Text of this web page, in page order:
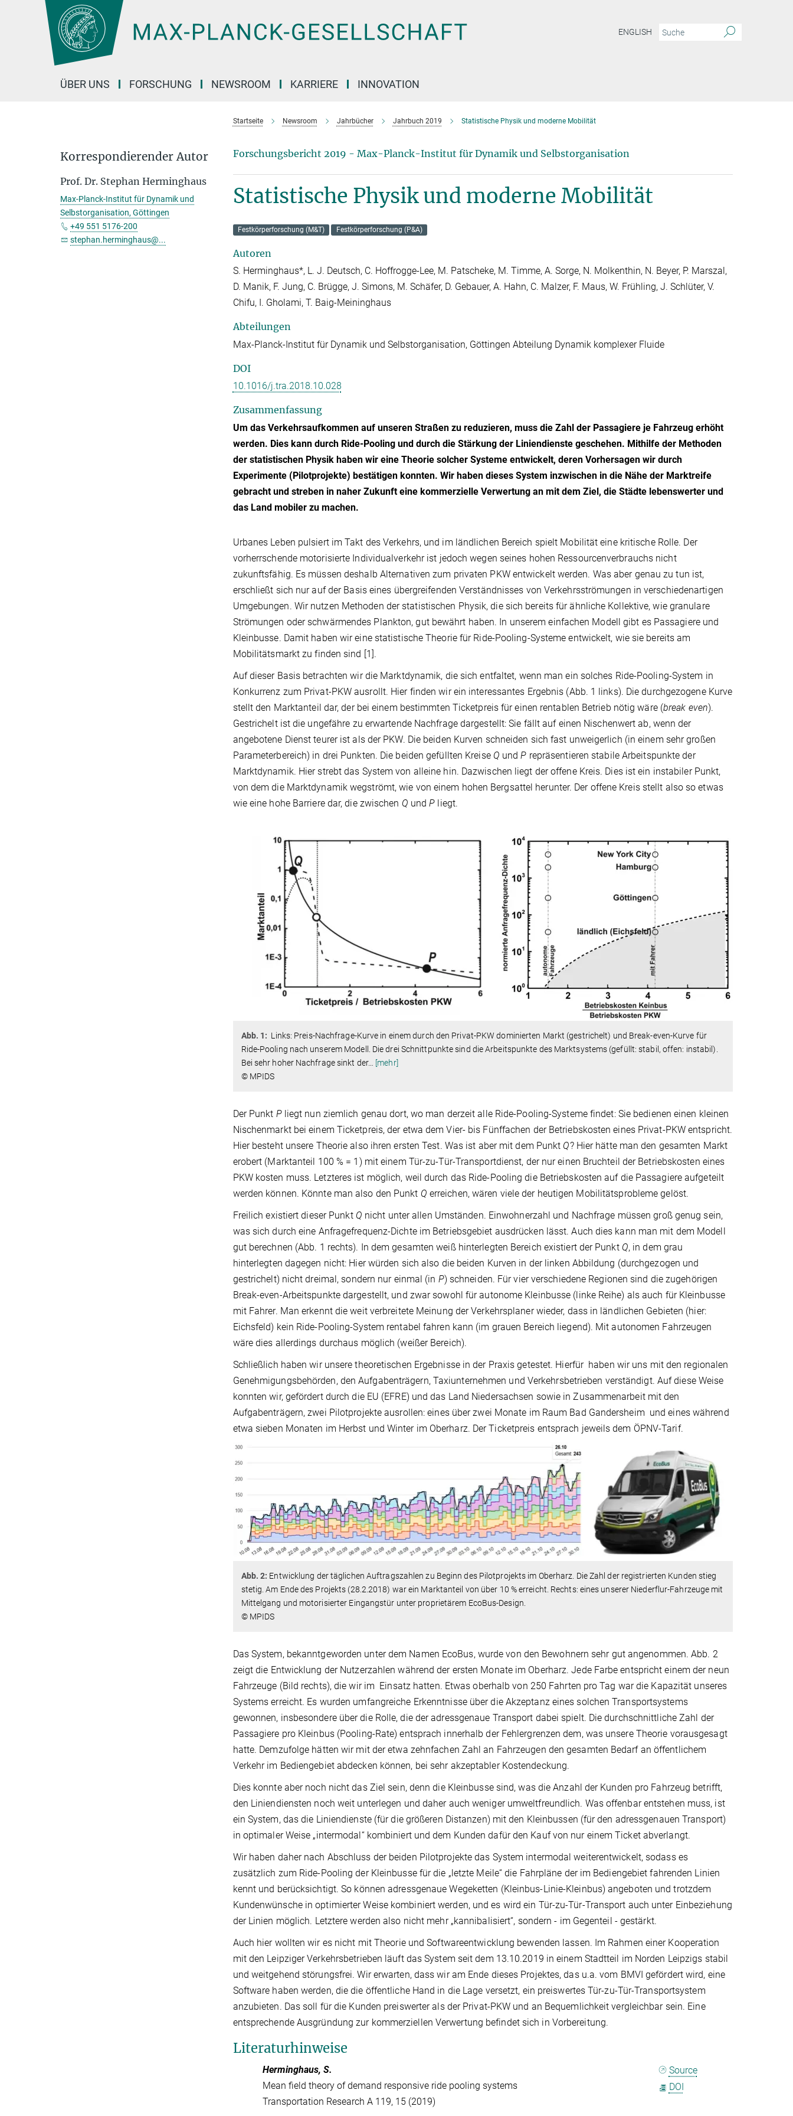
Hauptinhalt
ENGLISH
ÜBER UNS FORSCHUNG NEWSROOM KARRIERE INNOVATION
Startseite Newsroom Jahrbücher Jahrbuch 2019 Statistische Physik und moderne Mobilität
Forschungsbericht 2019 - Max-Planck-Institut für Dynamik und Selbstorganisation
Statistische Physik und moderne Mobilität
Festkörperforschung (M&T) Festkörperforschung (P&A)
Autoren
S. Herminghaus*, L. J. Deutsch, C. Hoffrogge-Lee, M. Patscheke, M. Timme, A. Sorge, N. Molkenthin, N. Beyer, P. Marszal,
D. Manik, F. Jung, C. Brügge, J. Simons, M. Schäfer, D. Gebauer, A. Hahn, C. Malzer, F. Maus, W. Frühling, J. Schlüter, V.
Chifu, I. Gholami, T. Baig-Meininghaus
Abteilungen
Max-Planck-Institut für Dynamik und Selbstorganisation, Göttingen Abteilung Dynamik komplexer Fluide
DOI
10.1016/j.tra.2018.10.028
Zusammenfassung
Um das Verkehrsaufkommen auf unseren Straßen zu reduzieren, muss die Zahl der Passagiere je Fahrzeug erhöht
werden. Dies kann durch Ride-Pooling und durch die Stärkung der Liniendienste geschehen. Mithilfe der Methoden
der statistischen Physik haben wir eine Theorie solcher Systeme entwickelt, deren Vorhersagen wir durch
Experimente (Pilotprojekte) bestätigen konnten. Wir haben dieses System inzwischen in die Nähe der Marktreife
gebracht und streben in naher Zukunft eine kommerzielle Verwertung an mit dem Ziel, die Städte lebenswerter und
das Land mobiler zu machen.
Urbanes Leben pulsiert im Takt des Verkehrs, und im ländlichen Bereich spielt Mobilität eine kritische Rolle. Der
vorherrschende motorisierte Individualverkehr ist jedoch wegen seines hohen Ressourcenverbrauchs nicht
zukunftsfähig. Es müssen deshalb Alternativen zum privaten PKW entwickelt werden. Was aber genau zu tun ist,
erschließt sich nur auf der Basis eines übergreifenden Verständnisses von Verkehrsströmungen in verschiedenartigen
Umgebungen. Wir nutzen Methoden der statistischen Physik, die sich bereits für ähnliche Kollektive, wie granulare
Strömungen oder schwärmendes Plankton, gut bewährt haben. In unserem einfachen Modell gibt es Passagiere und
Kleinbusse. Damit haben wir eine statistische Theorie für Ride-Pooling-Systeme entwickelt, wie sie bereits am
Mobilitätsmarkt zu finden sind [1].
Auf dieser Basis betrachten wir die Marktdynamik, die sich entfaltet, wenn man ein solches Ride-Pooling-System in
Konkurrenz zum Privat-PKW ausrollt. Hier finden wir ein interessantes Ergebnis (Abb. 1 links). Die durchgezogene Kurve
stellt den Marktanteil dar, der bei einem bestimmten Ticketpreis für einen rentablen Betrieb nötig wäre (break even).
Gestrichelt ist die ungefähre zu erwartende Nachfrage dargestellt: Sie fällt auf einen Nischenwert ab, wenn der
angebotene Dienst teurer ist als der PKW. Die beiden Kurven schneiden sich fast unweigerlich (in einem sehr großen
Parameterbereich) in drei Punkten. Die beiden gefüllten Kreise Q undP repräsentieren stabile Arbeitspunkte der
Marktdynamik. Hier strebt das System von alleine hin. Dazwischen liegt der offene Kreis. Dies ist ein instabiler Punkt,
von dem die Marktdynamik wegströmt, wie von einem hohen Bergsattel herunter. Der offene Kreis stellt also so etwas
wie eine hohe Barriere dar, die zwischen Q undP liegt.
Abb. 1: Links: Preis-Nachfrage-Kurve in einem durch den Privat-PKW dominierten Markt (gestrichelt) und Break-even-Kurve für
Ride-Pooling nach unserem Modell. Die drei Schnittpunkte sind die Arbeitspunkte des Marktsystems (gefüllt: stabil, offen: instabil).
Bei sehr hoher Nachfrage sinkt der…
[mehr]
© MPIDS
Der Punkt Pliegt nun ziemlich genau dort, wo man derzeit alle Ride-Pooling-Systeme findet: Sie bedienen einen kleinen
Nischenmarkt bei einem Ticketpreis, der etwa dem Vier- bis Fünffachen der Betriebskosten eines Privat-PKW entspricht.
Hier besteht unsere Theorie also ihren ersten Test. Was ist aber mit dem Punkt Q? Hier hätte man den gesamten Markt
erobert (Marktanteil 100 % = 1) mit einem Tür-zu-Tür-Transportdienst, der nur einen Bruchteil der Betriebskosten eines
PKW kosten muss. Letzteres ist möglich, weil durch das Ride-Pooling die Betriebskosten auf die Passagiere aufgeteilt
werden können. Könnte man also den Punkt Q erreichen, wären viele der heutigen Mobilitätsprobleme gelöst.
Freilich existiert dieser Punkt Q nicht unter allen Umständen. Einwohnerzahl und Nachfrage müssen groß genug sein,
was sich durch eine Anfragefrequenz-Dichte im Betriebsgebiet ausdrücken lässt. Auch dies kann man mit dem Modell
gut berechnen (Abb. 1 rechts). In dem gesamten weiß hinterlegten Bereich existiert der Punkt Q, in dem grau
hinterlegten dagegen nicht: Hier würden sich also die beiden Kurven in der linken Abbildung (durchgezogen und
gestrichelt) nicht dreimal, sondern nur einmal (in P) schneiden. Für vier verschiedene Regionen sind die zugehörigen
Break-even-Arbeitspunkte dargestellt, und zwar sowohl für autonome Kleinbusse (linke Reihe) als auch für Kleinbusse
mit Fahrer. Man erkennt die weit verbreitete Meinung der Verkehrsplaner wieder, dass in ländlichen Gebieten (hier:
Eichsfeld) kein Ride-Pooling-System rentabel fahren kann (im grauen Bereich liegend). Mit autonomen Fahrzeugen
wäre dies allerdings durchaus möglich (weißer Bereich).
Schließlich haben wir unsere theoretischen Ergebnisse in der Praxis getestet. Hierfür haben wir uns mit den regionalen
Genehmigungsbehörden, den Aufgabenträgern, Taxiunternehmen und Verkehrsbetrieben verständigt. Auf diese Weise
konnten wir, gefördert durch die EU (EFRE) und das Land Niedersachsen sowie in Zusammenarbeit mit den
Aufgabenträgern, zwei Pilotprojekte ausrollen: eines über zwei Monate im Raum Bad Gandersheim und eines während
etwa sieben Monaten im Herbst und Winter im Oberharz. Der Ticketpreis entsprach jeweils dem ÖPNV-Tarif.
Abb. 2: Entwicklung der täglichen Auftragszahlen zu Beginn des Pilotprojekts im Oberharz. Die Zahl der registrierten Kunden stieg
stetig. Am Ende des Projekts (28.2.2018) war ein Marktanteil von über 10 % erreicht. Rechts: eines unserer Niederflur-Fahrzeuge mit
Mittelgang und motorisierter Eingangstür unter proprietärem EcoBus-Design.
© MPIDS
Das System, bekanntgeworden unter dem Namen EcoBus, wurde von den Bewohnern sehr gut angenommen. Abb. 2
zeigt die Entwicklung der Nutzerzahlen während der ersten Monate im Oberharz. Jede Farbe entspricht einem der neun
Fahrzeuge (Bild rechts), die wir im Einsatz hatten. Etwas oberhalb von 250 Fahrten pro Tag war die Kapazität unseres
Systems erreicht. Es wurden umfangreiche Erkenntnisse über die Akzeptanz eines solchen Transportsystems
gewonnen, insbesondere über die Rolle, die der adressgenaue Transport dabei spielt. Die durchschnittliche Zahl der
Passagiere pro Kleinbus (Pooling-Rate) entsprach innerhalb der Fehlergrenzen dem, was unsere Theorie vorausgesagt
hatte. Demzufolge hätten wir mit der etwa zehnfachen Zahl an Fahrzeugen den gesamten Bedarf an öffentlichem
Verkehr im Bediengebiet abdecken können, bei sehr akzeptabler Kostendeckung.
Dies konnte aber noch nicht das Ziel sein, denn die Kleinbusse sind, was die Anzahl der Kunden pro Fahrzeug betrifft,
den Liniendiensten noch weit unterlegen und daher auch weniger umweltfreundlich. Was offenbar entstehen muss, ist
ein System, das die Liniendienste (für die größeren Distanzen) mit den Kleinbussen (für den adressgenauen Transport)
in optimaler Weise „intermodal“ kombiniert und dem Kunden dafür den Kauf von nur einem Ticket abverlangt.
Wir haben daher nach Abschluss der beiden Pilotprojekte das System intermodal weiterentwickelt, sodass es
zusätzlich zum Ride-Pooling der Kleinbusse für die „letzte Meile“ die Fahrpläne der im Bediengebiet fahrenden Linien
kennt und berücksichtigt. So können adressgenaue Wegeketten (Kleinbus-Linie-Kleinbus) angeboten und trotzdem
Kundenwünsche in optimierter Weise kombiniert werden, und es wird ein Tür-zu-Tür-Transport auch unter Einbeziehung
der Linien möglich. Letztere werden also nicht mehr „kannibalisiert“, sondern - im Gegenteil - gestärkt.
Auch hier wollten wir es nicht mit Theorie und Softwareentwicklung bewenden lassen. Im Rahmen einer Kooperation
mit den Leipziger Verkehrsbetrieben läuft das System seit dem 13.10.2019 in einem Stadtteil im Norden Leipzigs stabil
und weitgehend störungsfrei. Wir erwarten, dass wir am Ende dieses Projektes, das u.a. vom BMVI gefördert wird, eine
Software haben werden, die die öffentliche Hand in die Lage versetzt, ein preiswertes Tür-zu-Tür-Transportsystem
anzubieten. Das soll für die Kunden preiswerter als der Privat-PKW und an Bequemlichkeit vergleichbar sein. Eine
entsprechende Ausgründung zur kommerziellen Verwertung befindet sich in Vorbereitung.
Literaturhinweise
Herminghaus, S.
Mean field theory of demand responsive ride pooling systems
Transportation Research A 119, 15 (2019)
Source
DOI
Korrespondierender Autor
Prof. Dr. Stephan Herminghaus
Max-Planck-Institut für Dynamik und
Selbstorganisation, Göttingen
+49 551 5176-200
stephan.herminghaus@...